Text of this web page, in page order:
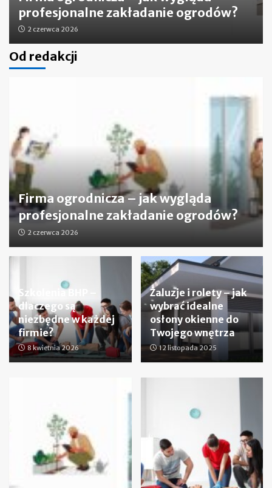
profesjonalne zakładanie ogrodów?
2 czerwca 2026
Od redakcji
Firma ogrodnicza – jak wygląda
profesjonalne zakładanie ogrodów?
2 czerwca 2026
Szkolenia BHP –
dlaczego są
niezbędne w każdej
firmie?
8 kwietnia 2026
Żaluzje i rolety – jak
wybrać idealne
osłony okienne do
Twojego wnętrza
12 listopada 2025